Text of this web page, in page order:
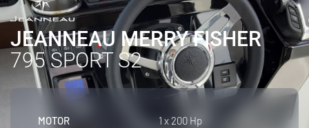
JEANNEAU MERRY FISHER
795 SPORT S2
MOTOR 1 x 200 Hp